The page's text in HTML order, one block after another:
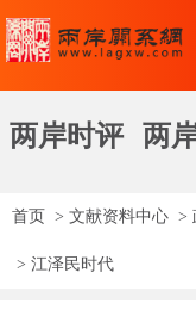
两岸时评 两
首页 > 文献资料中心 >
> 江泽民时代